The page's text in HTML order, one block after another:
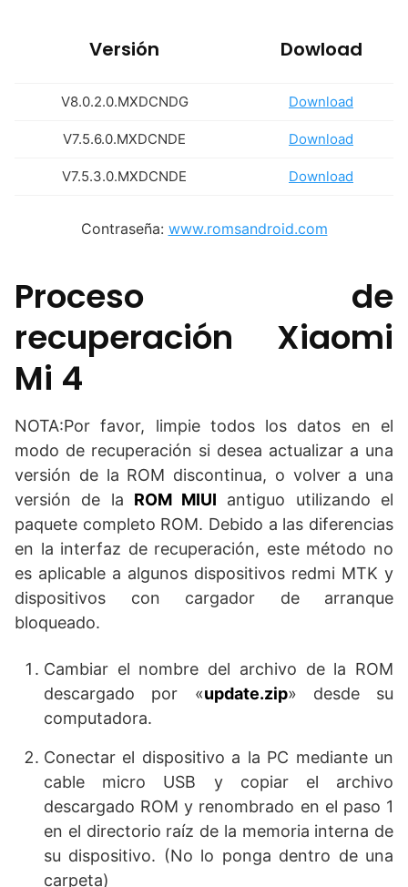
Versión Dowload
V8.0.2.0.MXDCNDG Download
V7.5.6.0.MXDCNDE Download
V7.5.3.0.MXDCNDE Download
Contraseña: www.romsandroid.com
Proceso de
recuperación Xiaomi
Mi 4
NOTA:Por favor, limpie todos los datos en el
modo de recuperación si desea actualizar a una
versión de la ROM discontinua, o volver a una
versión de la ROM MIUI antiguo utilizando el
paquete completo ROM. Debido a las diferencias
en la interfaz de recuperación, este método no
es aplicable a algunos dispositivos redmi MTK y
dispositivos con cargador de arranque
bloqueado.
Cambiar el nombre del archivo de la ROM
descargado por «update.zip» desde su
computadora.
Conectar el dispositivo a la PC mediante un
cable micro USB y copiar el archivo
descargado ROM y renombrado en el paso 1
en el directorio raíz de la memoria interna de
su dispositivo. (No lo ponga dentro de una
carpeta)